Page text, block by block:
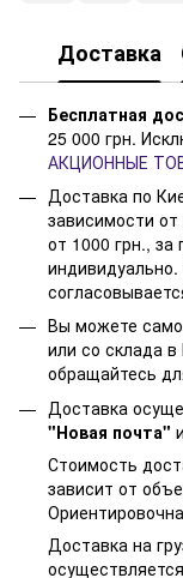
Доставка
Бесплатная
25 000 грн.
АКЦИОННЫЕ
Доставка по
зависимости
от 1000 грн., за
Вы можете
или со склада в
обращайтесь
Доставка
"Новая почта"
Стоимость
зависит от
Доставка на